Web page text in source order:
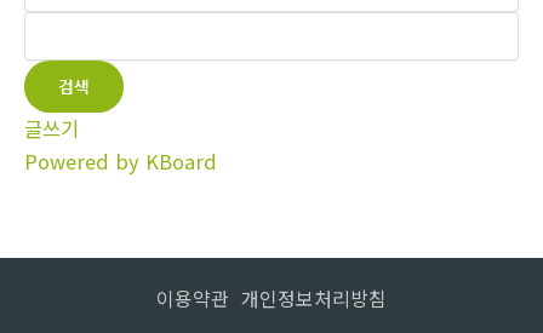
검색
글쓰기
Powered by KBoard
이용약관 개인정보처리방침